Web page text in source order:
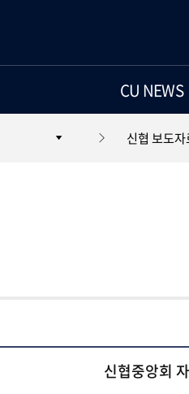
CU NEWS
신협 보도자
신협중앙회